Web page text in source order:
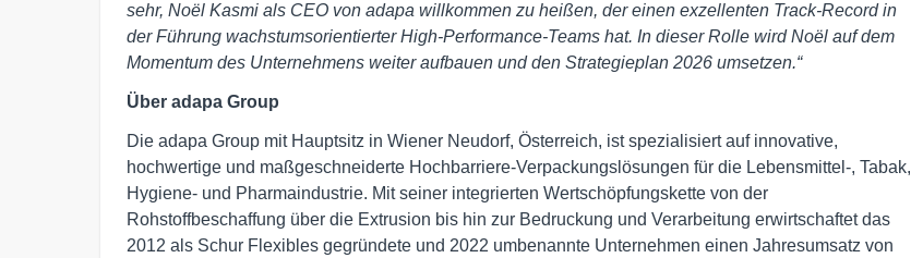
sehr, Noël Kasmi als CEO von adapa willkommen zu heißen, der einen exzellenten Track-Record in
der Führung wachstumsorientierter High-Performance-Teams hat. In dieser Rolle wird Noël auf dem
Momentum des Unternehmens weiter aufbauen und den Strategieplan 2026 umsetzen.“
Über adapa Group
Die adapa Group mit Hauptsitz in Wiener Neudorf, Österreich, ist spezialisiert auf innovative,
hochwertige und maßgeschneiderte Hochbarriere-Verpackungslösungen für die Lebensmittel-, Tabak,
Hygiene- und Pharmaindustrie. Mit seiner integrierten Wertschöpfungskette von der
Rohstoffbeschaffung über die Extrusion bis hin zur Bedruckung und Verarbeitung erwirtschaftet das
2012 als Schur Flexibles gegründete und 2022 umbenannte Unternehmen einen Jahresumsatz von